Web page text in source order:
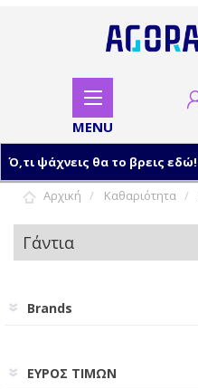
ΣΥΝΔΕΣΗ
Αρχική Καθαριότητα
Brands
ΕΥΡΟΣ ΤΙΜΩΝ